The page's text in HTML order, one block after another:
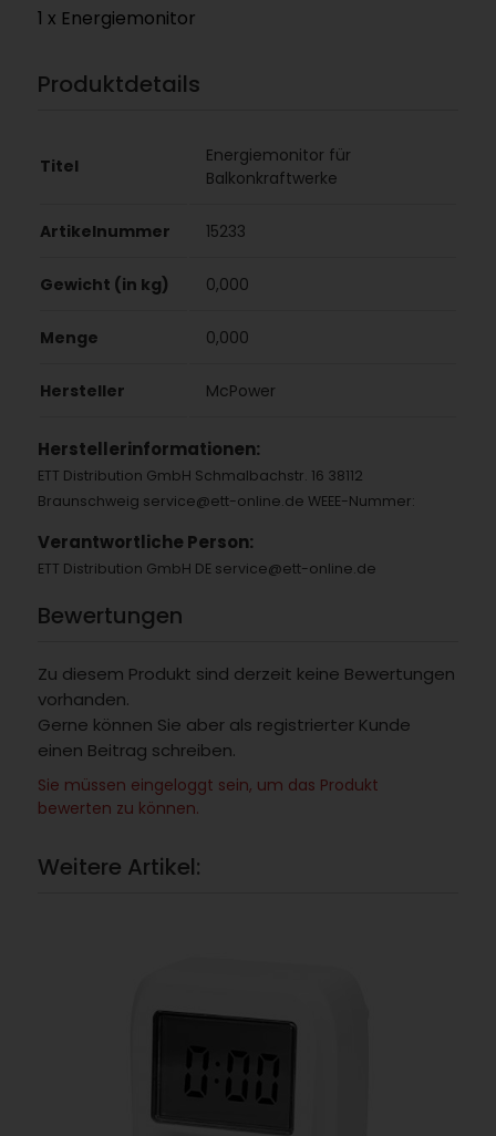
1 x Energiemonitor
Produktdetails
Titel
Energiemonitor für
Balkonkraftwerke
Artikelnummer 15233
Gewicht (in kg) 0,000
Menge 0,000
Hersteller McPower
Herstellerinformationen:
ETT Distribution GmbH Schmalbachstr. 16 38112
Braunschweig service@ett-online.de WEEE-Nummer:
Verantwortliche Person:
ETT Distribution GmbH DE service@ett-online.de
Bewertungen
Zu diesem Produkt sind derzeit keine Bewertungen
vorhanden.
Gerne können Sie aber als registrierter Kunde
einen Beitrag schreiben.
Sie müssen eingeloggt sein, um das Produkt
bewerten zu können.
Weitere Artikel: